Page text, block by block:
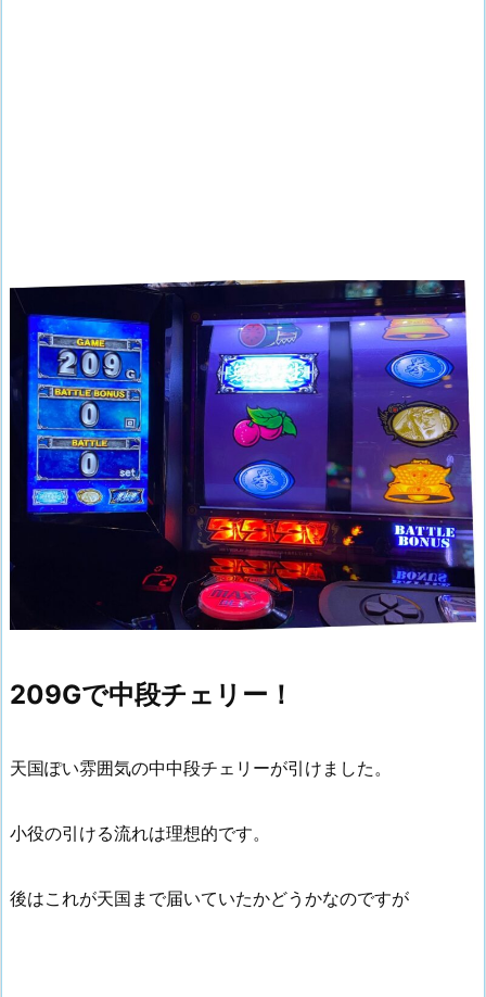
209Gで中段チェリー！
天国ぽい雰囲気の中中段チェリーが引けました。
小役の引ける流れは理想的です。
後はこれが天国まで届いていたかどうかなのですが